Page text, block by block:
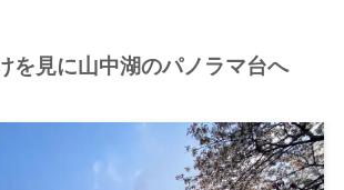
を見に山中湖のパノラマ台へ